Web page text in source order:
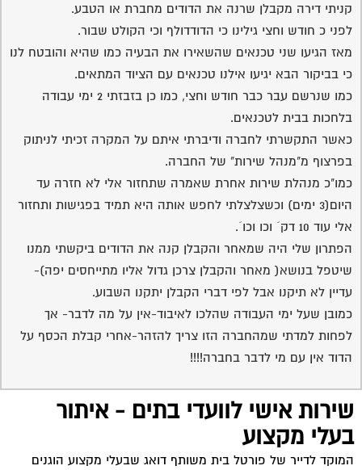
קניתי דירה מקבלן שרנה את הדודים מחברת או הטבע.
לפני כ חודש וחצי גילינו כי הדודדולף וכי הקולט שבור.
מאז הגיעו שני טכנאים שהשאירו את הבעיה כמו שהיא והובטח לנו
כי בביקור הבא יגיעו אילנו טכנאים עם הציוד המתאים.
כמו שנרשם עבר כבר חודש וחצי, כמו כן בזבזתי 2 ימי עבודה
בלחכות בבית לטכנאים.
כאשר התקשרתי לחברה ודיברתי איתם על המקרה זכיתי לניתוק
בפרצוף מ"מנהל שירות" של החברה.
כמו"כ מנהלת שירות אחרת שאמרה שתחזור אלי לא חזרה עד
היום(3 ימים) וכשצלצלתי לחפש אותה היא תמיד בפגישות ותחזור
אלי עוד 10 דק´ וכו וכו´.
הפתרון שלי היה שמאחר והקבלן קנה את הדודים ביקשתי ממנו
שיטפל בנושא( מאחר והקבלן צרכן גדול אליו מתייחסים יפה)-
עדיין לא תיקנו אבל לפי דברי הקבלן יתקנו השבוע.
כמובן שעל ימי העבודה שהלכו לאיבוד-אין על מה לדבר- אך
לפחות למדתי שמהחברה הזו צריך להזהר-אחרי קבלת הכסף על
הדוד אין עם מי לדבר בחברה!!!!
שירות אישי לוועדי בתים - איתור
בעלי מקצוע
המוקד לדייר של פורטל בית משותף דואג שבעלי מקצוע הוגנים